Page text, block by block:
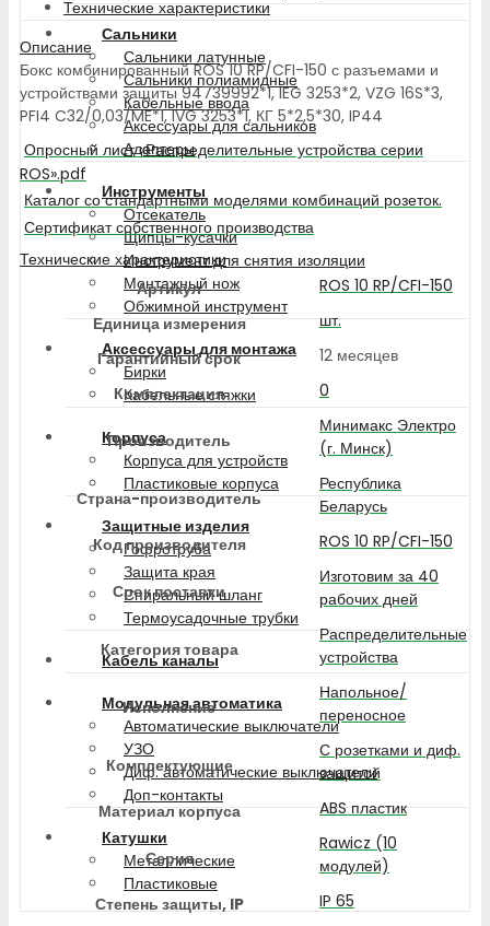
Сальники
Сальники латунные
Сальники полиамидные
Кабельные ввода
Аксессуары для сальников
Адаптеры
Инструменты
Отсекатель
Щипцы-кусачки
Инструмент для снятия изоляции
Монтажный нож
Обжимной инструмент
Аксессуары для монтажа
Бирки
Кабельные стяжки
Корпуса
Корпуса для устройств
Пластиковые корпуса
Защитные изделия
Гофротруба
Защита края
Спиральный шланг
Термоусадочные трубки
Кабель каналы
Модульная автоматика
Автоматические выключатели
УЗО
Диф. автоматические выключатели
Доп-контакты
Катушки
Металлические
Пластиковые
Технические характеристики
Описание
Бокс комбинированный ROS 10 RP/CFI-150 с разъемами и
устройствами защиты 94739992*1, IEG 3253*2, VZG 16S*3,
PFI4 C32/0,03/ME*1, IVG 3253*1, КГ 5*2,5*30, IP44
Опросный лист «Распределительные устройства серии
ROS».pdf
Каталог со стандартными моделями комбинаций розеток.
Сертификат собственного производства
Технические характеристики
Артикул
ROS 10 RP/CFI-150
Единица измерения
шт.
Гарантийный срок
12 месяцев
Комплектация
0
Производитель
Минимакс Электро
(г. Минск)
Страна-производитель
Республика
Беларусь
Код производителя
ROS 10 RP/CFI-150
Срок поставки
Изготовим за 40
рабочих дней
Категория товара
Распределительные
устройства
Исполнение
Напольное/
переносное
Комплектующие
С розетками и диф.
защитой
Материал корпуса
ABS пластик
Серия
Rawicz (10
модулей)
Степень защиты, IP
IP 65